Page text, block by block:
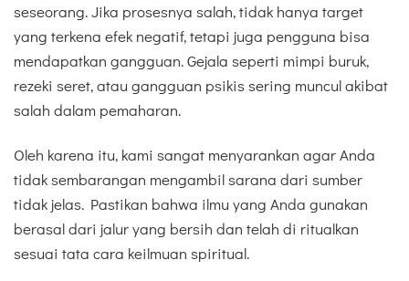
seseorang. Jika prosesnya salah, tidak hanya target
yang terkena efek negatif, tetapi juga pengguna bisa
mendapatkan gangguan. Gejala seperti mimpi buruk,
rezeki seret, atau gangguan psikis sering muncul akibat
salah dalam pemaharan.
Oleh karena itu, kami sangat menyarankan agar Anda
tidak sembarangan mengambil sarana dari sumber
tidak jelas. Pastikan bahwa ilmu yang Anda gunakan
berasal dari jalur yang bersih dan telah di ritualkan
sesuai tata cara keilmuan spiritual.